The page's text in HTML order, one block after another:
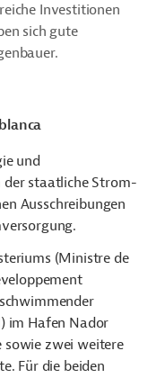
Investitionen
sich gute
und
der staatliche Strom-
Ausschreibungen
(Ministre de
im Hafen Nador
sowie zwei weitere
Für die beiden